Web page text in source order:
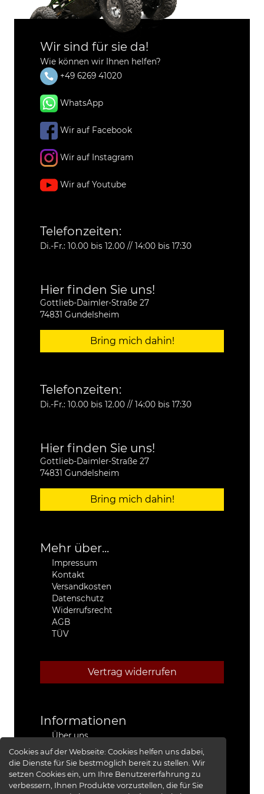
Cookies auf der Webseite:Cookies helfen uns dabei,
die Dienste für Sie bestmöglich bereit zu stellen. Wir
setzen Cookies ein, um Ihre Benutzererfahrung zu
verbessern, Ihnen Produkte vorzustellen, die für Sie
Wir sind für sie da!
Wie können wir Ihnen helfen?
+49 6269 41020
WhatsApp
Wir auf Facebook
Wir auf Instagram
Wir auf Youtube
Telefonzeiten:
Di.-Fr.: 10.00 bis 12.00 // 14:00 bis 17:30
Hier finden Sie uns!
Gottlieb-Daimler-Straße 27
74831 Gundelsheim
Bring mich dahin!
Telefonzeiten:
Di.-Fr.: 10.00 bis 12.00 // 14:00 bis 17:30
Hier finden Sie uns!
Gottlieb-Daimler-Straße 27
74831 Gundelsheim
Bring mich dahin!
Mehr über...
Impressum
Kontakt
Versandkosten
Datenschutz
Widerrufsrecht
AGB
TÜV
Vertrag widerrufen
Informationen
Über uns
Stützpunkthändler
4x4 Kfz-Meister Werkstatt Jeep®
Presse
Red Baron I